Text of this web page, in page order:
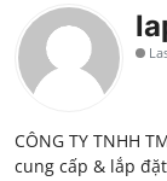
Contact
Privacy Policy
About
CÔNG TY TNHH
cung cấp & lắp